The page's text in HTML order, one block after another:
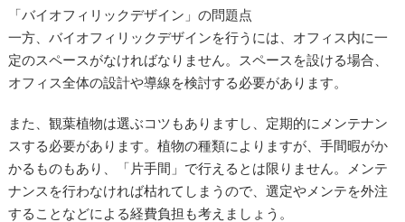
「バイオフィリックデザイン」の問題点
一方、バイオフィリックデザインを行うには、オフィス内に一
定のスペースがなければなりません。スペースを設ける場合、
オフィス全体の設計や導線を検討する必要があります。
また、観葉植物は選ぶコツもありますし、定期的にメンテナン
スする必要があります。植物の種類によりますが、手間暇がか
かるものもあり、「片手間」で行えるとは限りません。メンテ
ナンスを行わなければ枯れてしまうので、選定やメンテを外注
することなどによる経費負担も考えましょう。